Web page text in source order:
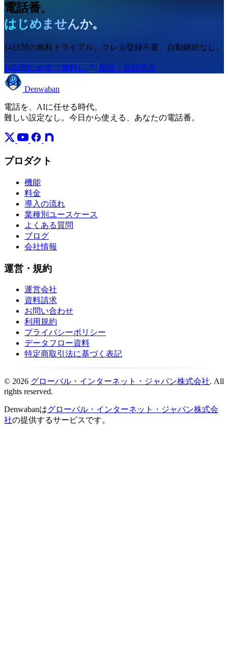
電話番、
はじめませんか。
14日間の無料トライアル。クレカ登録不要、自動継続なし。
14日間ためす（無料） 相談・資料請求
Denwaban
電話を、AIに任せる時代。
難しい設定なし。今日から使える、あなたの電話番。
プロダクト
機能
料金
導入の流れ
業種別ユースケース
よくある質問
ブログ
会社情報
運営・規約
運営会社
資料請求
お問い合わせ
利用規約
プライバシーポリシー
データフロー資料
特定商取引法に基づく表記
© 2026 グローバル・インターネット・ジャパン株式会社. All
rights reserved.
Denwabanはグローバル・インターネット・ジャパン株式会
社の提供するサービスです。